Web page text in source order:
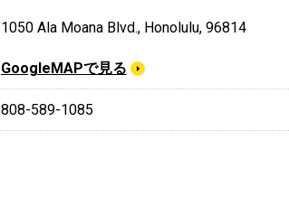
1050 Ala Moana Blvd., Honolulu, 96814
GoogleMAPで見る
808-589-1085